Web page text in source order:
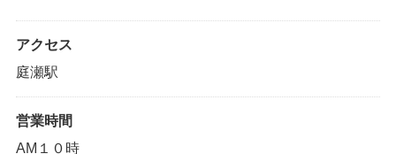
アクセス
庭瀬駅
営業時間
AM１０時